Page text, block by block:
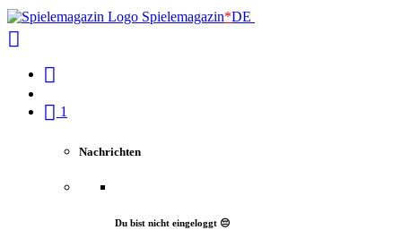
Spielemagazin*DE
1
Nachrichten
Du bist nicht eingeloggt 😔